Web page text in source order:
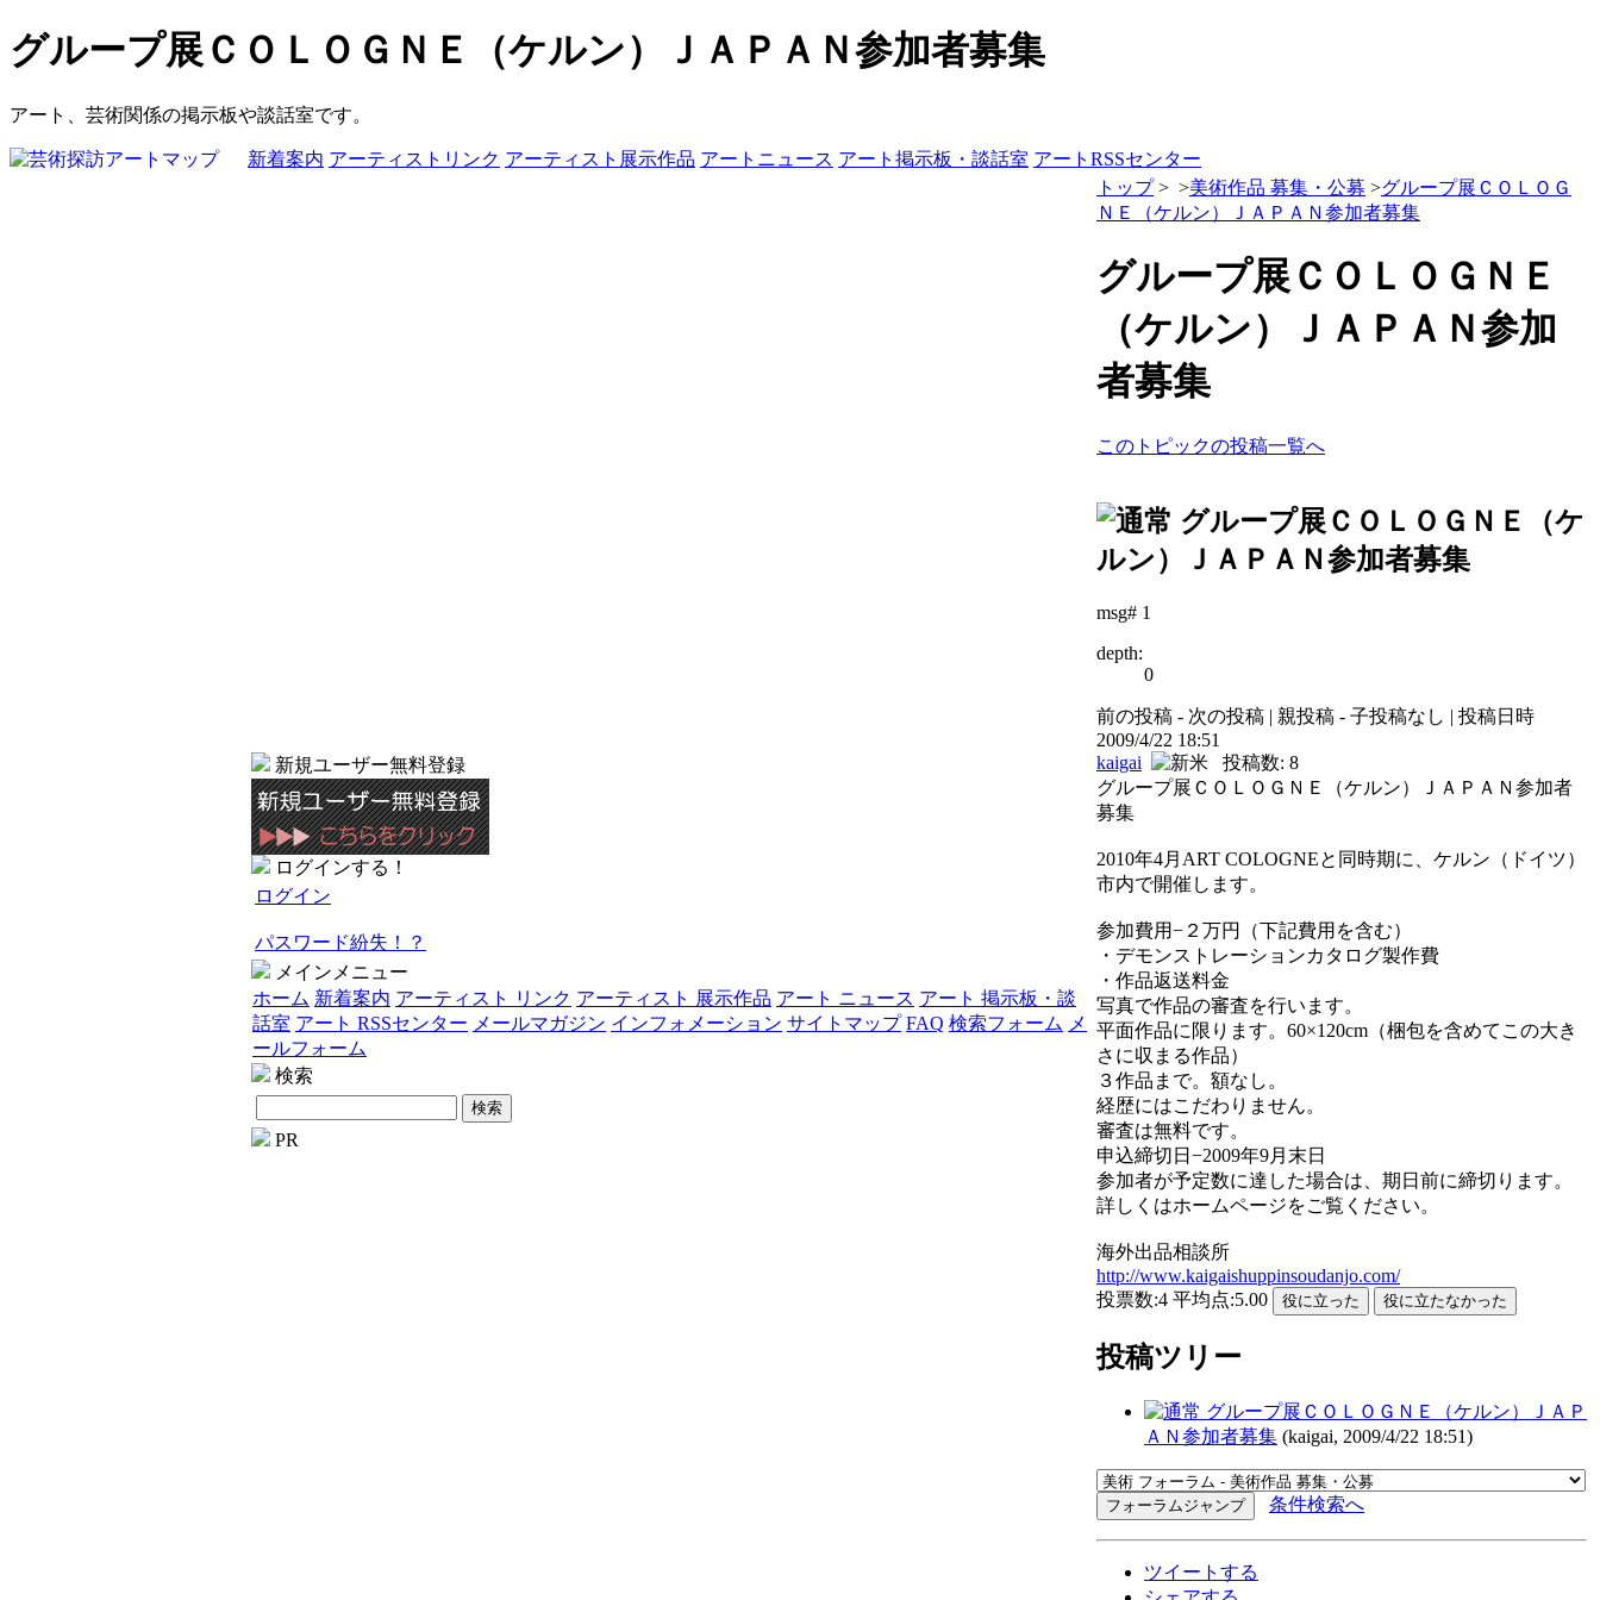
グループ展ＣＯＬＯＧＮＥ（ケルン）ＪＡＰＡＮ参加者募集
アート、芸術関係の掲示板や談話室です。
新着案内 アーティストリンク アーティスト展示作品 アートニュース アート掲示板・談話室 アートRSSセンター
新規ユーザー無料登録
ログインする！
ログイン
パスワード紛失！？
メインメニュー
ホーム 新着案内 アーティスト リンク アーティスト 展示作品 アート ニュース アート 掲示板・談
話室 アート RSSセンター メールマガジン インフォメーション サイトマップ FAQ 検索フォーム メ
ールフォーム
検索
PR
トップ> >美術作品 募集・公募 >グループ展ＣＯＬＯＧ
ＮＥ（ケルン）ＪＡＰＡＮ参加者募集
グループ展ＣＯＬＯＧＮＥ
（ケルン）ＪＡＰＡＮ参加
者募集
このトピックの投稿一覧へ
グループ展ＣＯＬＯＧＮＥ（ケ
ルン）ＪＡＰＡＮ参加者募集
msg# 1
depth:
0
前の投稿 - 次の投稿 | 親投稿 - 子投稿なし | 投稿日時
2009/4/22 18:51
kaigai
投稿数: 8
グループ展ＣＯＬＯＧＮＥ（ケルン）ＪＡＰＡＮ参加者
募集
2010年4月ART COLOGNEと同時期に、ケルン（ドイツ）
市内で開催します。
参加費用−２万円（下記費用を含む）
・デモンストレーションカタログ製作費
・作品返送料金
写真で作品の審査を行います。
平面作品に限ります。60×120cm（梱包を含めてこの大き
さに収まる作品）
３作品まで。額なし。
経歴にはこだわりません。
審査は無料です。
申込締切日−2009年9月末日
参加者が予定数に達した場合は、期日前に締切ります。
詳しくはホームページをご覧ください。
海外出品相談所
http://www.kaigaishuppinsoudanjo.com/
投票数:4 平均点:5.00
投稿ツリー
グループ展ＣＯＬＯＧＮＥ（ケルン）ＪＡＰ
ＡＮ参加者募集 (kaigai, 2009/4/22 18:51)
条件検索へ
ツイートする